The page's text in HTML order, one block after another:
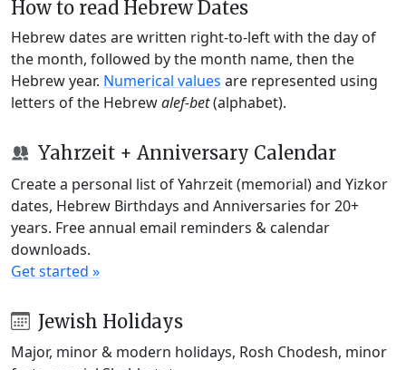
How to read Hebrew Dates
Hebrew dates are written right-to-left with the day of
the month, followed by the month name, then the
Hebrew year. Numerical values are represented using
letters of the Hebrewalef-bet(alphabet).
Yahrzeit + Anniversary Calendar
Create a personal list of Yahrzeit (memorial) and Yizkor
dates, Hebrew Birthdays and Anniversaries for 20+
years. Free annual email reminders & calendar
downloads.
Get started »
Jewish Holidays
Major, minor & modern holidays, Rosh Chodesh, minor